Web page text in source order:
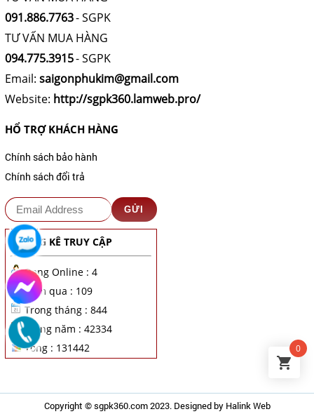
091.886.7763- SGPK
TƯ VẤN MUA HÀNG
094.775.3915- SGPK
Email: saigonphukim@gmail.com
Website: http://sgpk360.lamweb.pro/
HỔ TRỢ KHÁCH HÀNG
Chính sách bảo hành
Chính sách đổi trả
THỐNG KÊ TRUY CẬP
Đang Online : 4
Hôm qua : 109
Trong tháng : 844
Trong năm : 42334
Tổng : 131442
Copyright ©sgpk360.com2023. Designed by Halink Web
0